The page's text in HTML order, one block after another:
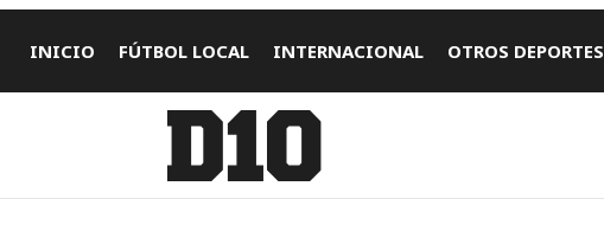
INICIO FÚTBOL LOCAL INTERNACIONAL OTROS DEPORTES